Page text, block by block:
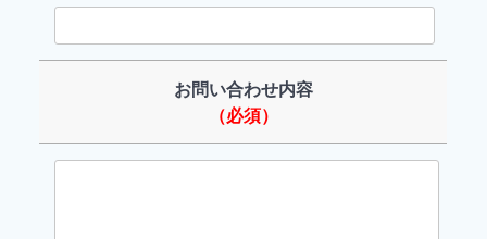
お問い合わせ内容
（必須）